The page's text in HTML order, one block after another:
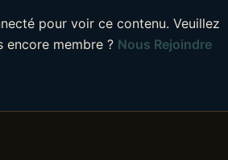
pour voir ce contenu. Veuillez
encore membre ? Nous Rejoindre